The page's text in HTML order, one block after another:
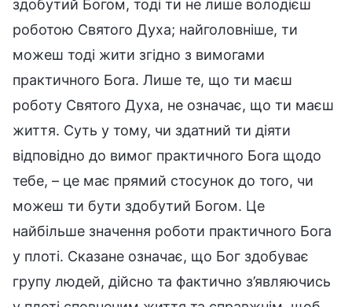
здобутий Богом, тоді ти не лише володієш
роботою Святого Духа; найголовніше, ти
можеш тоді жити згідно з вимогами
практичного Бога. Лише те, що ти маєш
роботу Святого Духа, не означає, що ти маєш
життя. Суть у тому, чи здатний ти діяти
відповідно до вимог практичного Бога щодо
тебе, – це має прямий стосунок до того, чи
можеш ти бути здобутий Богом. Це
найбільше значення роботи практичного Бога
у плоті. Сказане означає, що Бог здобуває
групу людей, дійсно та фактично з’являючись